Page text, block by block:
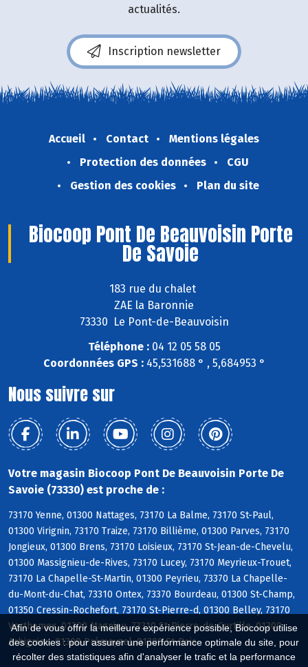
Afin de vous offrir la meilleure expérience possible, Biocoop utilise
des cookies : pour assurer une performance optimale du site, pour
récolter des statistiques afin d'analyser le trafic et la performance
actualités.
Inscription newsletter
Accueil Contact
Mentions légales
Protection des données
CGU
Gestion des cookies
Plan du site
Biocoop Pont De Beauvoisin Porte
De Savoie
183 rue du chalet
ZAE la Baronnie
73330 Le Pont-de-Beauvoisin
Téléphone :04 12 05 58 05
Coordonnées GPS :45,531688 ° , 5,684953 °
Nous suivre sur
Votre magasin Biocoop Pont De Beauvoisin Porte De
Savoie (73330) est proche de :
73170 Yenne, 01300 Nattages, 73170 La Balme, 73170 St-Paul,
01300 Virignin, 73170 Traize, 73170 Billième, 01300 Parves, 73170
Jongieux, 01300 Brens, 73170 Loisieux, 73170 St-Jean-de-Chevelu,
01300 Massignieu-de-Rives, 73170 Lucey, 73170 Meyrieux-Trouet,
73170 La Chapelle-St-Martin, 01300 Peyrieu, 73370 La Chapelle-
du-Mont-du-Chat, 73310 Ontex, 73370 Bourdeau, 01300 St-Champ,
01350 Cressin-Rochefort, 73170 St-Pierre-d, 01300 Belley, 73170
Verthemex, 01300 Magnieu, 73310 St-Pierre-de-Curtille, 01300
Arbignieu, 01300 Prémeyzel, 01300 St-Bois